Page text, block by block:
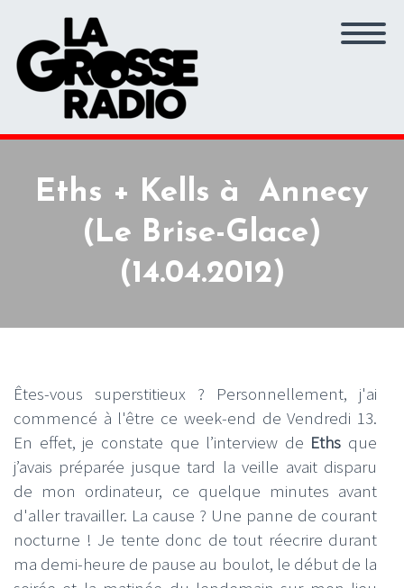
Eths + Kells à Annecy
(Le Brise-Glace)
(14.04.2012)
Êtes-vous superstitieux ? Personnellement, j'ai
commencé à l'être ce week-end de Vendredi 13.
En effet, je constate que l’interview de Eths que
j’avais préparée jusque tard la veille avait disparu
de mon ordinateur, ce quelque minutes avant
d'aller travailler. La cause ? Une panne de courant
nocturne ! Je tente donc de tout réecrire durant
ma demi-heure de pause au boulot, le début de la